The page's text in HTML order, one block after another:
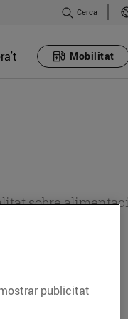
Cerca
Mobilitat
sobre
I TRADICIONS
publicitat